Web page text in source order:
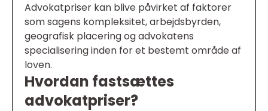
Advokatpriser kan blive påvirket af faktorer
som sagens kompleksitet, arbejdsbyrden,
geografisk placering og advokatens
specialisering inden for et bestemt område af
loven.
Hvordan fastsættes
advokatpriser?